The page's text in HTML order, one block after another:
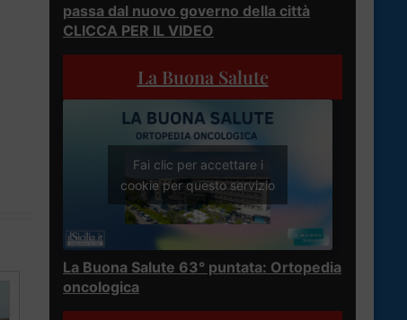
passa dal nuovo governo della città
CLICCA PER IL VIDEO
La Buona Salute
Fai clic per accettare i
cookie per questo servizio
La Buona Salute 63° puntata: Ortopedia
oncologica